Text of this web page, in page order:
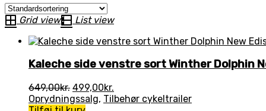
Grid view
List view
Kaleche side venstre sort Winther Dolphin
649,00kr. Den
oprindelige
499,00kr.
aktuelle
Oprydningssalg, Tilbehør cykeltrailer